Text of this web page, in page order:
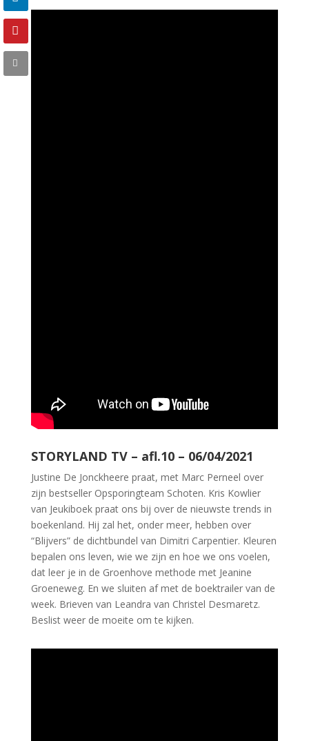
STORYLAND TV – afl.10 – 06/04/2021
Justine De Jonckheere praat, met Marc Perneel over
zijn bestseller Opsporingteam Schoten. Kris Kowlier
van Jeukiboek praat ons bij over de nieuwste trends in
boekenland. Hij zal het, onder meer, hebben over
“Blijvers” de dichtbundel van Dimitri Carpentier. Kleuren
bepalen ons leven, wie we zijn en hoe we ons voelen,
dat leer je in de Groenhove methode met Jeanine
Groeneweg. En we sluiten af met de boektrailer van de
week. Brieven van Leandra van Christel Desmaretz.
Beslist weer de moeite om te kijken.